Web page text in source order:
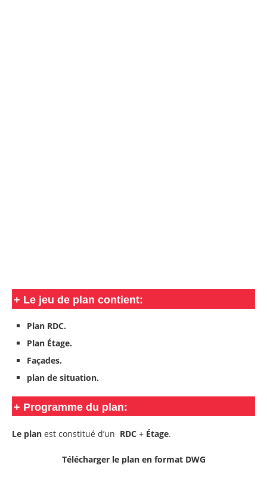
+ Le jeu de plan contient:
Plan RDC.
Plan Étage.
Façades.
plan de situation.
+ Programme du plan:
Le plan est constitué d’un RDC + Étage.
Télécharger le plan en format DWG